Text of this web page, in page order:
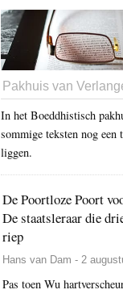
Pakhuis van
In het Boeddhistisch
sommige teksten nog een
liggen.
De Poortloze Poort
De staatsleraar die
riep
Hans van Dam - 2
Pas toen Wu